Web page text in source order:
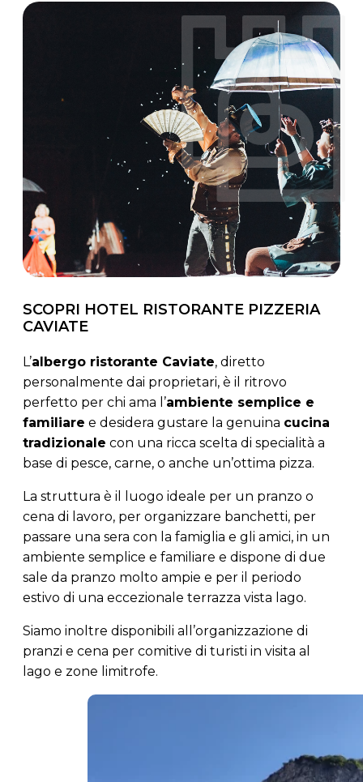
SCOPRI HOTEL RISTORANTE PIZZERIA
CAVIATE
L’albergo ristorante Caviate, diretto
personalmente dai proprietari, è il ritrovo
perfetto per chi ama l’ambiente semplice e
familiare e desidera gustare la genuina cucina
tradizionale con una ricca scelta di specialità a
base di pesce, carne, o anche un’ottima pizza.
La struttura è il luogo ideale per un pranzo o
cena di lavoro, per organizzare banchetti, per
passare una sera con la famiglia e gli amici, in un
ambiente semplice e familiare e dispone di due
sale da pranzo molto ampie e per il periodo
estivo di una eccezionale terrazza vista lago.
Siamo inoltre disponibili all’organizzazione di
pranzi e cena per comitive di turisti in visita al
lago e zone limitrofe.